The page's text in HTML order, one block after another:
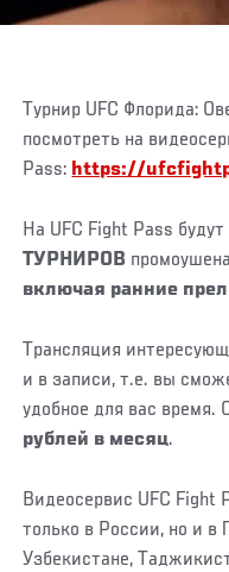
Турнир UFC Флорида:
посмотреть на
Pass: https://
На UFC Fight Pass
ТУРНИРОВ
включая ранние
Трансляция
и в записи, т.е. вы
удобное для вас время.
рублей в месяц.
Видеосервис UFC Fight
только в России, но и в
Узбекистане,